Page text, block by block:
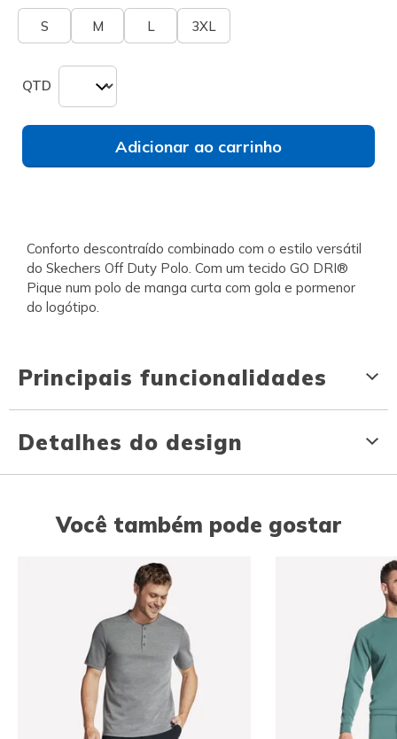
S M L 3XL
QTD
Adicionar ao carrinho
Conforto descontraído combinado com o estilo versátil
do Skechers Off Duty Polo. Com um tecido GO DRI®
Pique num polo de manga curta com gola e pormenor
do logótipo.
Principais funcionalidades
Detalhes do design
Você também pode gostar